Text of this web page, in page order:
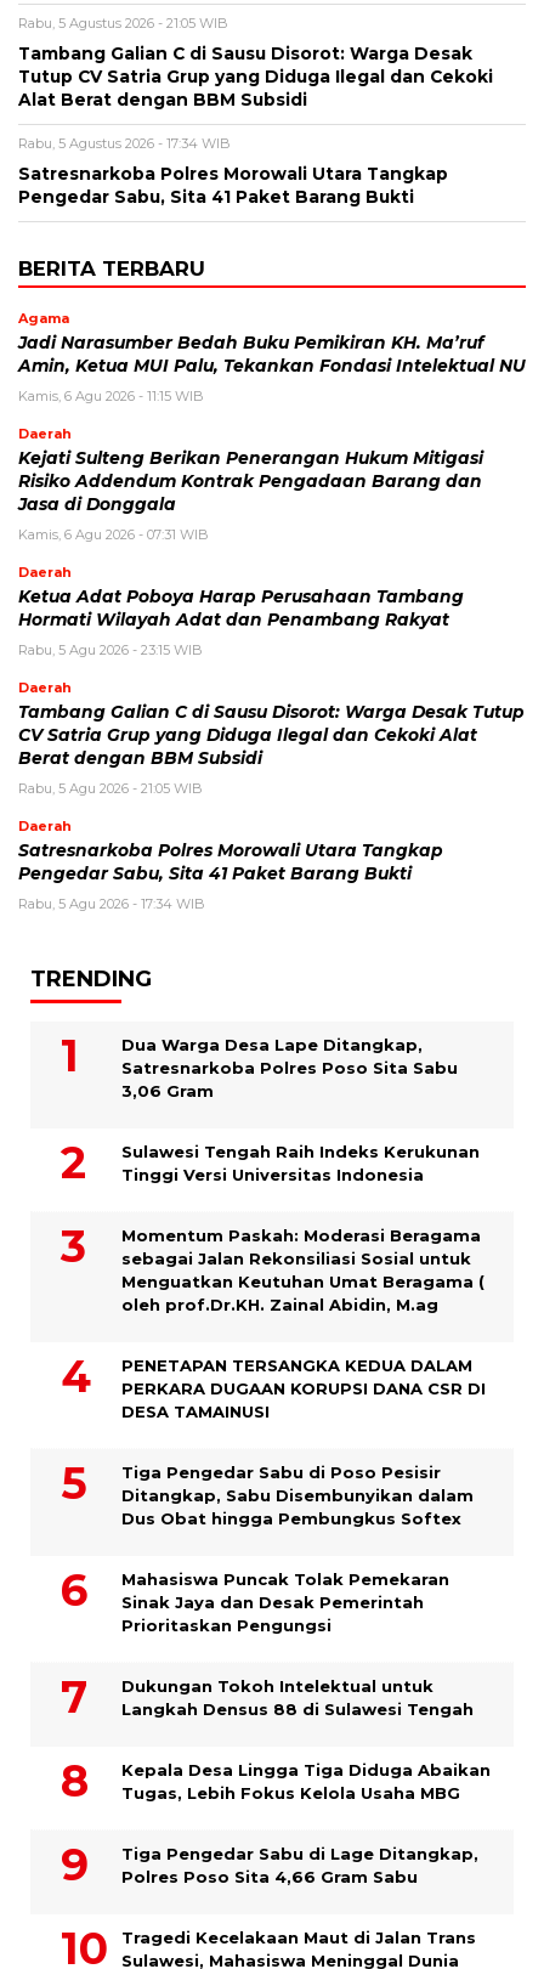
Rabu, 5 Agustus 2026 - 21:05 WIB
Tambang Galian C di Sausu Disorot: Warga Desak
Tutup CV Satria Grup yang Diduga Ilegal dan Cekoki
Alat Berat dengan BBM Subsidi
Rabu, 5 Agustus 2026 - 17:34 WIB
Satresnarkoba Polres Morowali Utara Tangkap
Pengedar Sabu, Sita 41 Paket Barang Bukti
BERITA TERBARU
Agama
Jadi Narasumber Bedah Buku Pemikiran KH. Ma’ruf
Amin, Ketua MUI Palu, Tekankan Fondasi Intelektual NU
Kamis, 6 Agu 2026 - 11:15 WIB
Daerah
Kejati Sulteng Berikan Penerangan Hukum Mitigasi
Risiko Addendum Kontrak Pengadaan Barang dan
Jasa di Donggala
Kamis, 6 Agu 2026 - 07:31 WIB
Daerah
Ketua Adat Poboya Harap Perusahaan Tambang
Hormati Wilayah Adat dan Penambang Rakyat
Rabu, 5 Agu 2026 - 23:15 WIB
Daerah
Tambang Galian C di Sausu Disorot: Warga Desak Tutup
CV Satria Grup yang Diduga Ilegal dan Cekoki Alat
Berat dengan BBM Subsidi
Rabu, 5 Agu 2026 - 21:05 WIB
Daerah
Satresnarkoba Polres Morowali Utara Tangkap
Pengedar Sabu, Sita 41 Paket Barang Bukti
Rabu, 5 Agu 2026 - 17:34 WIB
TRENDING
Dua Warga Desa Lape Ditangkap,
Satresnarkoba Polres Poso Sita Sabu
3,06 Gram
Sulawesi Tengah Raih Indeks Kerukunan
Tinggi Versi Universitas Indonesia
Momentum Paskah: Moderasi Beragama
sebagai Jalan Rekonsiliasi Sosial untuk
Menguatkan Keutuhan Umat Beragama (
oleh prof.Dr.KH. Zainal Abidin, M.ag
PENETAPAN TERSANGKA KEDUA DALAM
PERKARA DUGAAN KORUPSI DANA CSR DI
DESA TAMAINUSI
Tiga Pengedar Sabu di Poso Pesisir
Ditangkap, Sabu Disembunyikan dalam
Dus Obat hingga Pembungkus Softex
Mahasiswa Puncak Tolak Pemekaran
Sinak Jaya dan Desak Pemerintah
Prioritaskan Pengungsi
Dukungan Tokoh Intelektual untuk
Langkah Densus 88 di Sulawesi Tengah
Kepala Desa Lingga Tiga Diduga Abaikan
Tugas, Lebih Fokus Kelola Usaha MBG
Tiga Pengedar Sabu di Lage Ditangkap,
Polres Poso Sita 4,66 Gram Sabu
Tragedi Kecelakaan Maut di Jalan Trans
Sulawesi, Mahasiswa Meninggal Dunia